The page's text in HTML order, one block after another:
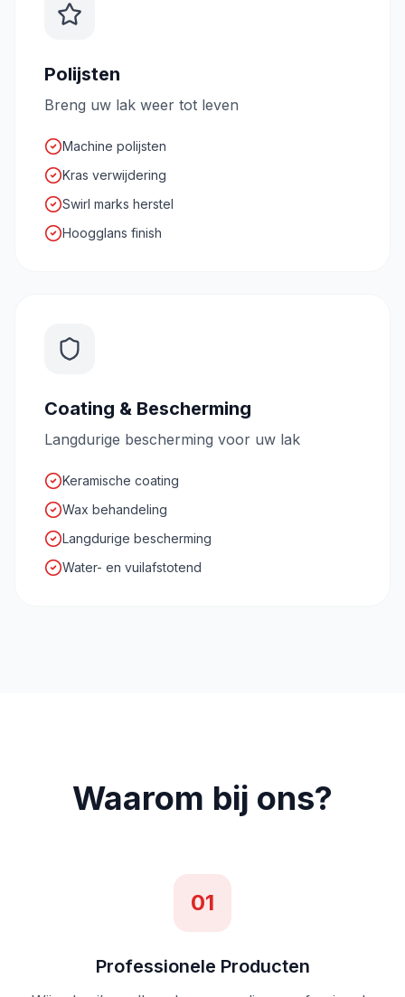
Polijsten
Breng uw lak weer tot leven
Machine polijsten
Kras verwijdering
Swirl marks herstel
Hoogglans finish
Coating & Bescherming
Langdurige bescherming voor uw lak
Keramische coating
Wax behandeling
Langdurige bescherming
Water- en vuilafstotend
Waarom bij ons?
01
Professionele Producten